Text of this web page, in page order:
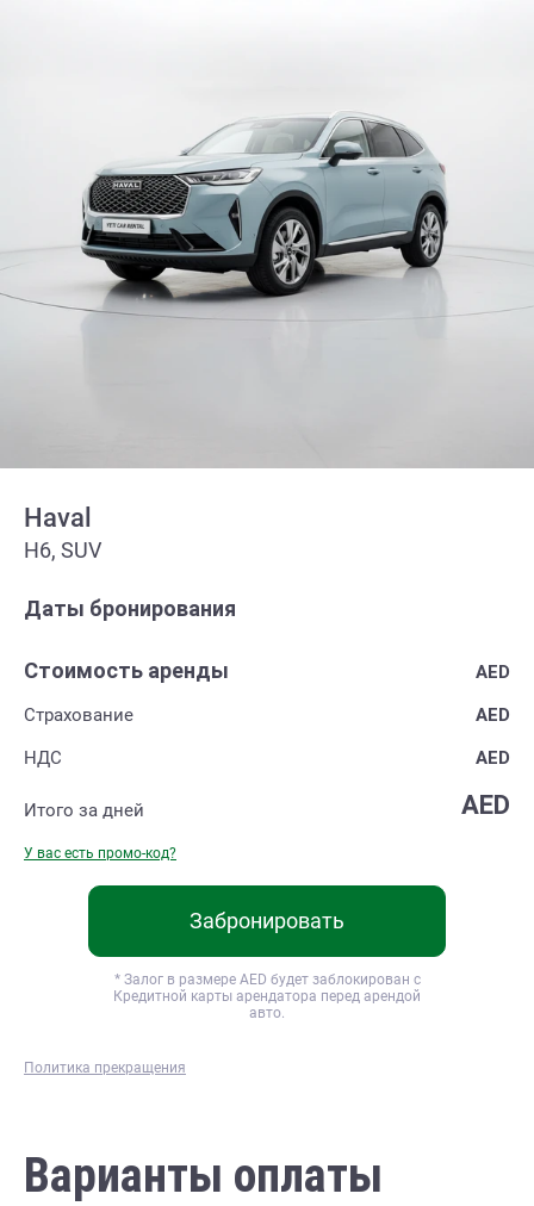
Haval
H6, SUV
Даты бронирования
Стоимость аренды
AED
Страхование
AED
НДС
AED
Итого за дней AED
У вас есть промо-код?
Политика прекращения
Забронировать
* Залог в размере AED будет заблокирован с
Кредитной карты арендатора перед арендой
авто.
Варианты оплаты